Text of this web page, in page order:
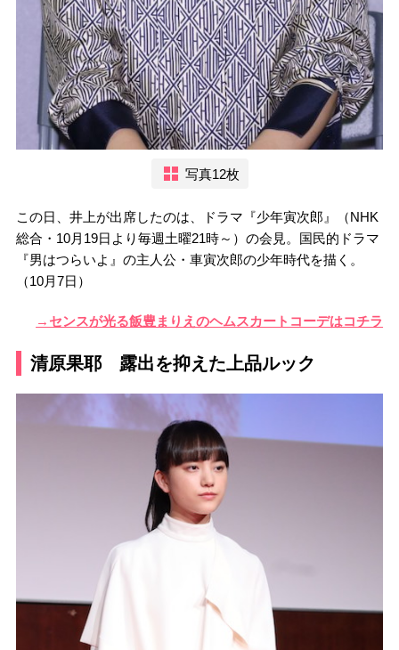
写真12枚
この日、井上が出席したのは、ドラマ『少年寅次郎』（NHK
総合・10月19日より毎週土曜21時～）の会見。国民的ドラマ
『男はつらいよ』の主人公・車寅次郎の少年時代を描く。
（10月7日）
→センスが光る飯豊まりえのヘムスカートコーデはコチラ
清原果耶 露出を抑えた上品ルック